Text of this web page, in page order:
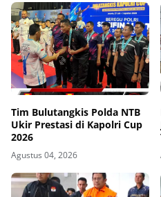
Tim Bulutangkis Polda NTB
Ukir Prestasi di Kapolri Cup
2026
Agustus 04, 2026